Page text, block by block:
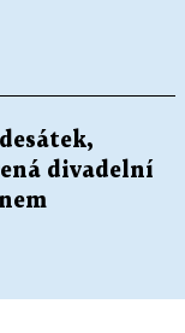
divadelní